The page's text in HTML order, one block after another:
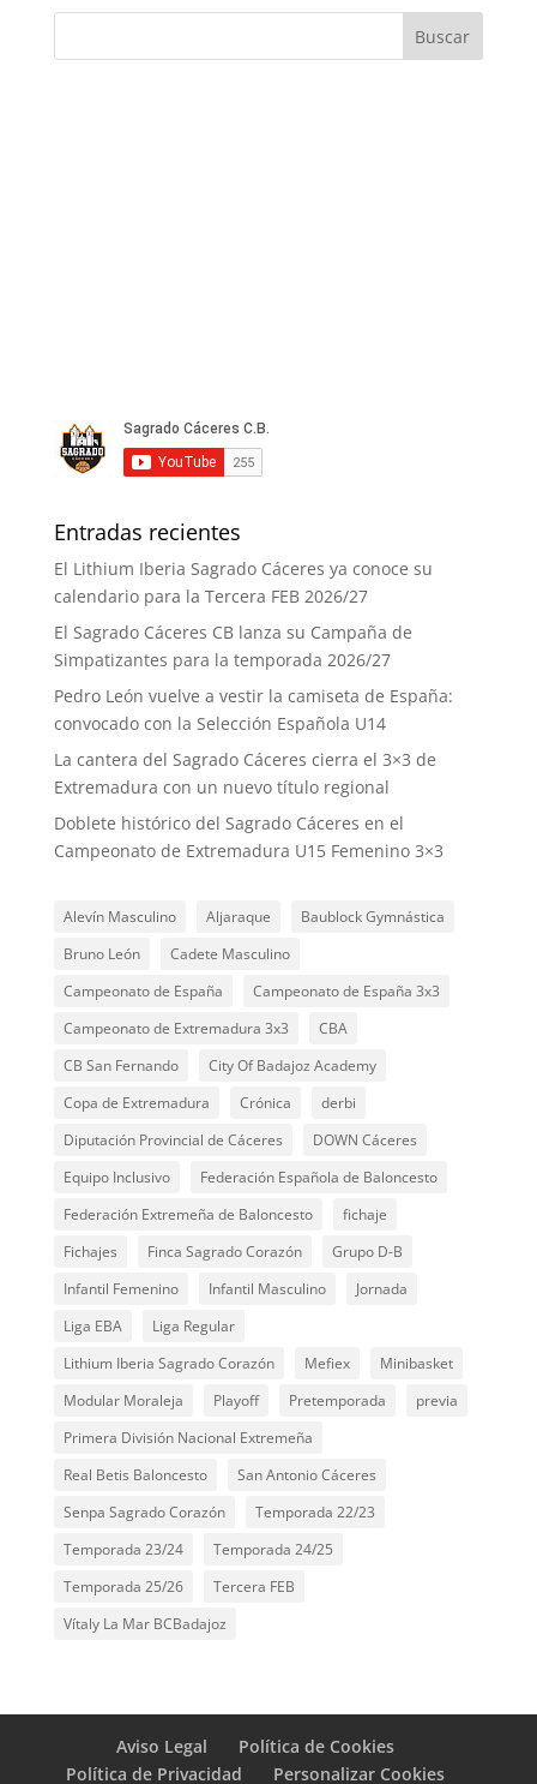
Buscar
Entradas recientes
El Lithium Iberia Sagrado Cáceres ya conoce su
calendario para la Tercera FEB 2026/27
El Sagrado Cáceres CB lanza su Campaña de
Simpatizantes para la temporada 2026/27
Pedro León vuelve a vestir la camiseta de España:
convocado con la Selección Española U14
La cantera del Sagrado Cáceres cierra el 3×3 de
Extremadura con un nuevo título regional
Doblete histórico del Sagrado Cáceres en el
Campeonato de Extremadura U15 Femenino 3×3
Alevín Masculino Aljaraque
Baublock Gymnástica
Bruno León
Cadete Masculino
Campeonato de España
Campeonato de España 3x3
Campeonato de Extremadura 3x3
CBA
CB San Fernando
City Of Badajoz Academy
Copa de Extremadura
Crónica
derbi
Diputación Provincial de Cáceres
DOWN Cáceres
Equipo Inclusivo
Federación Española de Baloncesto
Federación Extremeña de Baloncesto
fichaje
Fichajes
Finca Sagrado Corazón
Grupo D-B
Infantil Femenino
Infantil Masculino
Jornada
Liga EBA
Liga Regular
Lithium Iberia Sagrado Corazón
Mefiex
Minibasket
Modular Moraleja
Playoff Pretemporada
previa
Primera División Nacional Extremeña
Real Betis Baloncesto
San Antonio Cáceres
Senpa Sagrado Corazón
Temporada 22/23
Temporada 23/24
Temporada 24/25
Temporada 25/26
Tercera FEB
Vítaly La Mar BCBadajoz
Aviso Legal
Política de Cookies
Política de Privacidad
Personalizar Cookies